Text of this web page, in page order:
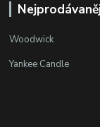
Woodwick
Yankee Candle